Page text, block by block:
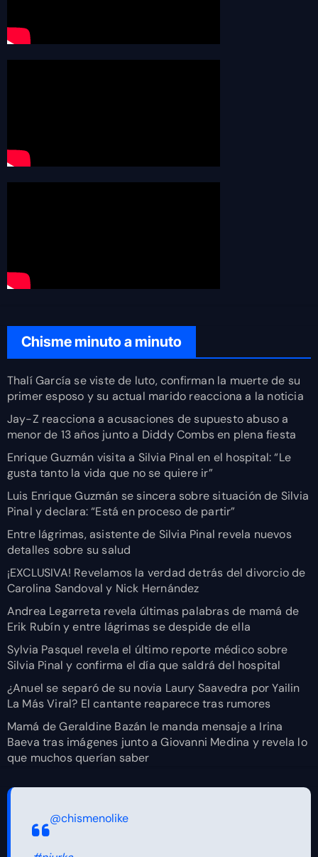
Chisme minuto a minuto
Thalí García se viste de luto, confirman la muerte de su
primer esposo y su actual marido reacciona a la noticia
Jay-Z reacciona a acusaciones de supuesto abuso a
menor de 13 años junto a Diddy Combs en plena fiesta
Enrique Guzmán visita a Silvia Pinal en el hospital: “Le
gusta tanto la vida que no se quiere ir”
Luis Enrique Guzmán se sincera sobre situación de Silvia
Pinal y declara: “Está en proceso de partir”
Entre lágrimas, asistente de Silvia Pinal revela nuevos
detalles sobre su salud
¡EXCLUSIVA! Revelamos la verdad detrás del divorcio de
Carolina Sandoval y Nick Hernández
Andrea Legarreta revela últimas palabras de mamá de
Erik Rubín y entre lágrimas se despide de ella
Sylvia Pasquel revela el último reporte médico sobre
Silvia Pinal y confirma el día que saldrá del hospital
¿Anuel se separó de su novia Laury Saavedra por Yailin
La Más Viral? El cantante reaparece tras rumores
Mamá de Geraldine Bazán le manda mensaje a Irina
Baeva tras imágenes junto a Giovanni Medina y revela lo
que muchos querían saber
@chismenolike